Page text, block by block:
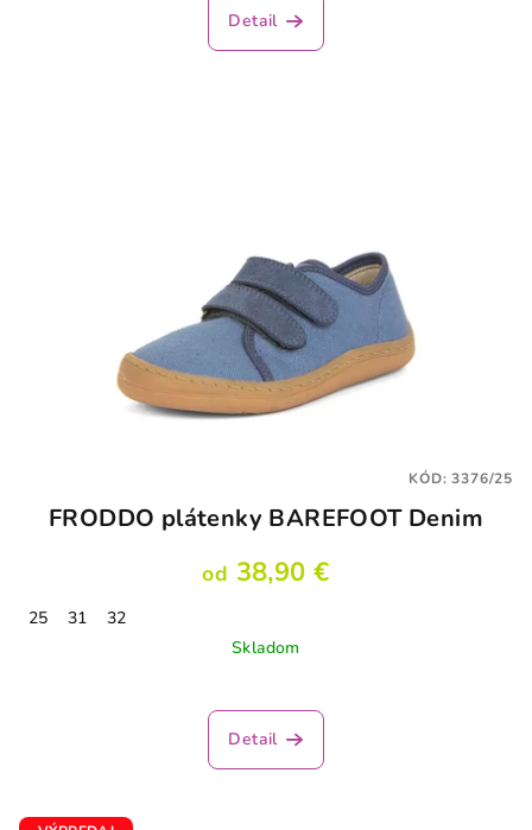
Detail
FRODDO plátenky BAREFOOT Denim
od 38,90 €
25 31
32
Skladom
Detail
KÓD:3376/25